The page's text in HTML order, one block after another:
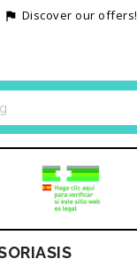
 Discover our offers!